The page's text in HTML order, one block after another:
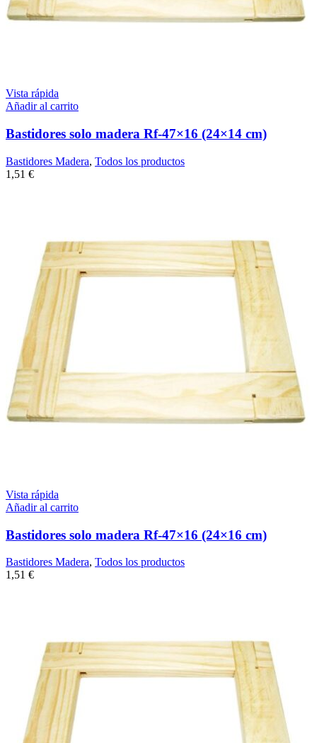
Vista rápida
Añadir al carrito
Bastidores solo madera Rf-47×16 (24×14 cm)
Bastidores Madera, Todos los productos
1,51 €
Vista rápida
Añadir al carrito
Bastidores solo madera Rf-47×16 (24×16 cm)
Bastidores Madera, Todos los productos
1,51 €